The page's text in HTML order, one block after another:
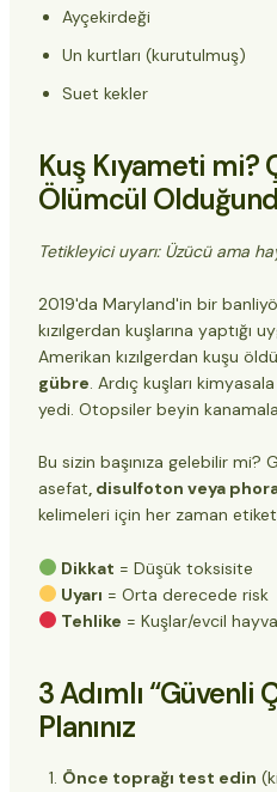
Ayçekirdeği
Un kurtları (kurutulmuş)
Suet kekler
Kuş Kıyameti mi?
Ölümcül
Tetikleyici uyarı: Üzücü ama
2019'da Maryland'in bir
kızılgerdan kuşlarına yaptığı
Amerikan kızılgerdan kuşu
gübre. Ardıç kuşları
yedi. Otopsiler beyin
Bu sizin başınıza gelebilir mi?
asefat, disulfoton veya
kelimeleri için her zaman
Dikkat = Düşük toksisite
Uyarı = Orta derecede risk
Tehlike = Kuşlar/evcil
3 Adımlı “Güvenli
Planınız
Önce toprağı test edin